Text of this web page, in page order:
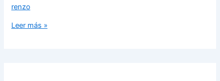
renzo
Leer más »